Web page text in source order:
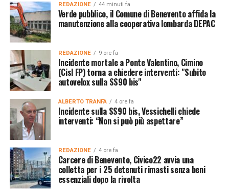
REDAZIONE 44 minuti fa
Verde pubblico, il Comune di Benevento affida la
manutenzione alla cooperativa lombarda DEPAC
REDAZIONE 9 ore fa
Incidente mortale a Ponte Valentino, Cimino
(Cisl FP) torna a chiedere interventi: "Subito
autovelox sulla SS90 bis"
ALBERTO TRANFA 4 ore fa
Incidente sulla SS90 bis, Vessichelli chiede
interventi: “Non si può più aspettare”
REDAZIONE 4 ore fa
Carcere di Benevento, Civico22 avvia una
colletta per i 25 detenuti rimasti senza beni
essenziali dopo la rivolta